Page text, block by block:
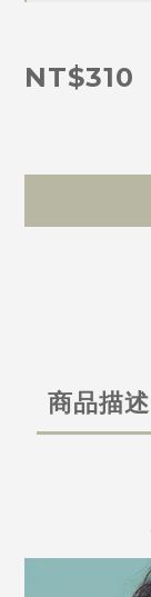
NT$310
商品描述